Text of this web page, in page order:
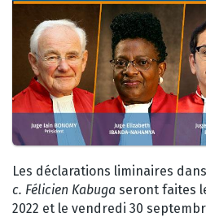
Les déclarations liminaires
c. Félicien Kabuga seront faites
2022 et le vendredi 30